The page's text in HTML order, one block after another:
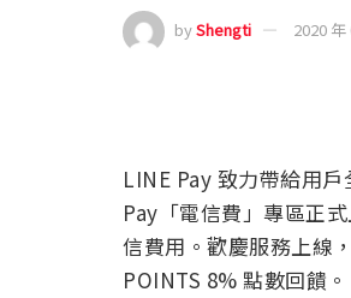
byShengti 2020
LINE Pay 致力帶給用
Pay「電信費」專區正
信費用。歡慶服務上線
POINTS 8% 點數回饋。